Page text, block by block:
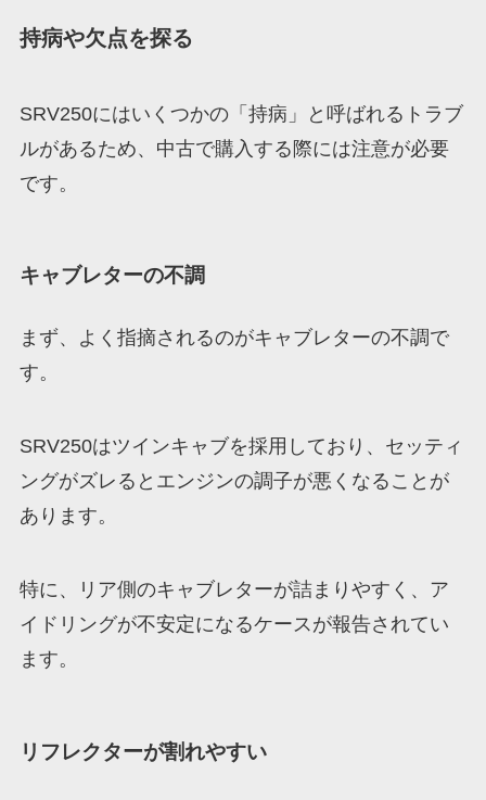
持病や欠点を探る
SRV250にはいくつかの「持病」と呼ばれるトラブ
ルがあるため、中古で購入する際には注意が必要
です。
キャブレターの不調
まず、よく指摘されるのがキャブレターの不調で
す。
SRV250はツインキャブを採用しており、セッティ
ングがズレるとエンジンの調子が悪くなることが
あります。
特に、リア側のキャブレターが詰まりやすく、ア
イドリングが不安定になるケースが報告されてい
ます。
リフレクターが割れやすい